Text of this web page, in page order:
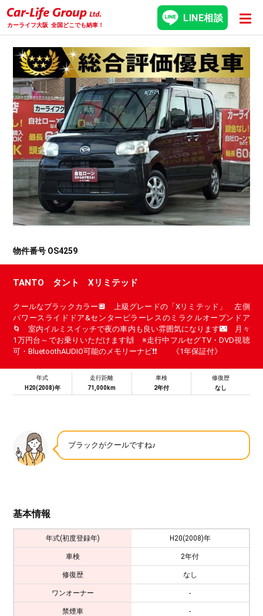
カーライフ大阪 全国どこでも納車！
LINE相談
物件番号 OS4259
TANTO タント Xリミテッド
クールなブラックカラー🔲 上級グレードの「Xリミテッド」 左側
パワースライドドア&センターピラーレスのミラクルオープンドア
🌀 室内イルミスイッチで夜の車内も良い雰囲気になります🌃 月々
1万円台～でお乗りいただけます🙌 ※走行中フルセグTV・DVD視聴
可・BluetoothAUDIO可能のメモリーナビ❗❗ 《1年保証付》
年式
H20(2008)年
走行距離
71,000km
車検
2年付
修復歴
なし
ブラックがクールですね♪
基本情報
年式(初度登録年) H20(2008)年
車検 2年付
修復歴 なし
ワンオーナー -
禁煙車 -